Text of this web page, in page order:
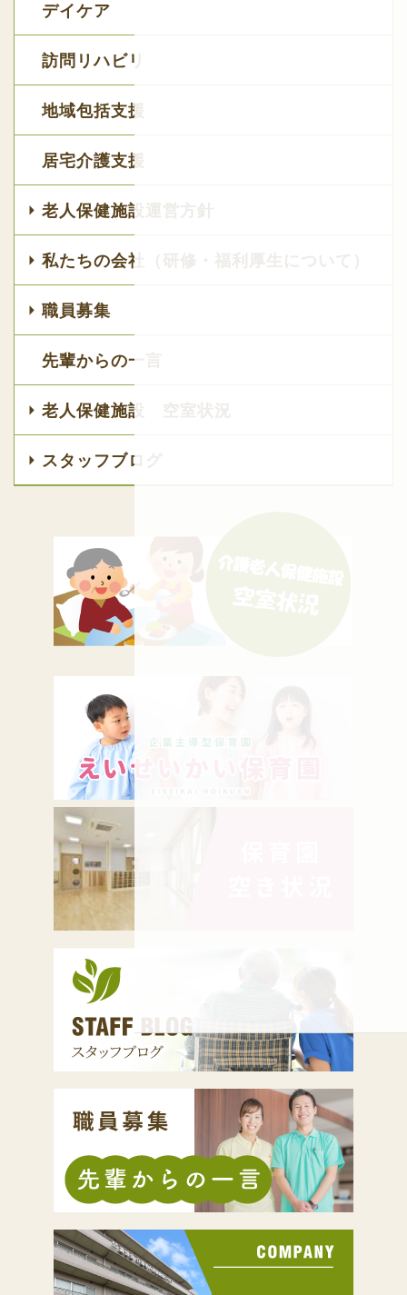
デイケア
訪問リハビリ
地域包括支援
居宅介護支援
老人保健施設運営方針
私たちの会社（研修・福利厚生について）
職員募集
先輩からの一言
老人保健施設 空室状況
スタッフブログ